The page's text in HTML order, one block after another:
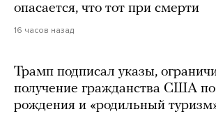
опасается, что тот при смерти
16 часов назад
Трамп подписал указы,
получение гражданства США
рождения и «родильный